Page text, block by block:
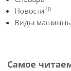
Новости40
Виды
Самое